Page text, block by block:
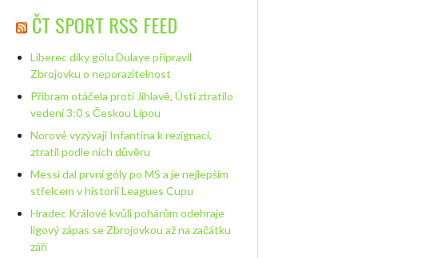
ČT SPORT RSS FEED
Liberec díky gólu Dulaye připravil
Zbrojovku o neporazitelnost
Příbram otáčela proti Jihlavě, Ústí ztratilo
vedení 3:0 s Českou Lípou
Norové vyzývají Infantina k rezignaci,
ztratil podle nich důvěru
Messi dal první góly po MS a je nejlepším
střelcem v historii Leagues Cupu
Hradec Králové kvůli pohárům odehraje
ligový zápas se Zbrojovkou až na začátku
září